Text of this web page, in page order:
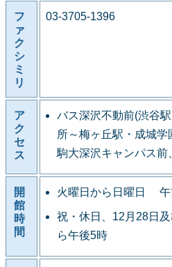
フ
ァ
ク
シ
ミ
リ
03-3705-1396
ア
ク
セ
ス
バス深沢不動前(渋谷
所～梅ヶ丘駅・成城学
駒大深沢キャンパス前
開
館
時
間
火曜日から日曜日 午
祝・休日、12月28日
ら午後5時